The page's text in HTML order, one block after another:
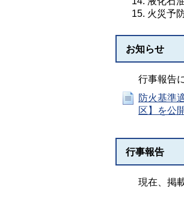
火災予
お知らせ
行事報告
防火基準
区】を公
行事報告
現在、掲